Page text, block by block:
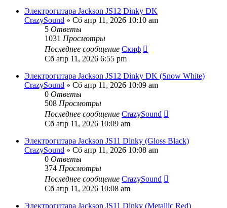
Электрогитара Jackson JS12 Dinky DK
CrazySound » Сб апр 11, 2026 10:10 am
5 Ответы
1031 Просмотры
Последнее сообщение Скиф
Сб апр 11, 2026 6:55 pm
Электрогитара Jackson JS12 Dinky DK (Snow White)
CrazySound » Сб апр 11, 2026 10:09 am
0 Ответы
508 Просмотры
Последнее сообщение CrazySound
Сб апр 11, 2026 10:09 am
Электрогитара Jackson JS11 Dinky (Gloss Black)
CrazySound » Сб апр 11, 2026 10:08 am
0 Ответы
374 Просмотры
Последнее сообщение CrazySound
Сб апр 11, 2026 10:08 am
Электрогитара Jackson JS11 Dinky (Metallic Red)